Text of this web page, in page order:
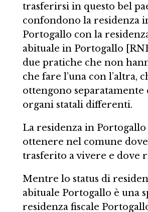
trasferirsi in questo bel
confondono la residenza
Portogallo con la
abituale in Portogallo
due pratiche che non
che fare l’una con l’altra,
ottengono separatamente
organi statali differenti.
La residenza in
ottenere nel comune
trasferito a vivere e dove
Mentre lo status di
abituale Portogallo è una
residenza fiscale